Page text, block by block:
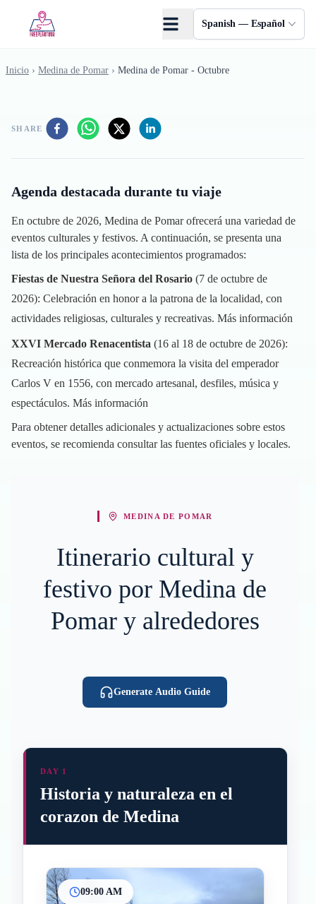
Spanish — Español
Inicio › Medina de Pomar › Medina de Pomar - Octubre
SHARE
Agenda destacada durante tu viaje
En octubre de 2026, Medina de Pomar ofrecerá una variedad de
eventos culturales y festivos. A continuación, se presenta una
lista de los principales acontecimientos programados:
Fiestas de Nuestra Señora del Rosario (7 de octubre de
2026): Celebración en honor a la patrona de la localidad, con
actividades religiosas, culturales y recreativas. Más información
XXVI Mercado Renacentista (16 al 18 de octubre de 2026):
Recreación histórica que conmemora la visita del emperador
Carlos V en 1556, con mercado artesanal, desfiles, música y
espectáculos. Más información
Para obtener detalles adicionales y actualizaciones sobre estos
eventos, se recomienda consultar las fuentes oficiales y locales.
MEDINA DE POMAR
Itinerario cultural y
festivo por Medina de
Pomar y alrededores
Generate Audio Guide
DAY 1
Historia y naturaleza en el
corazon de Medina
09:00 AM